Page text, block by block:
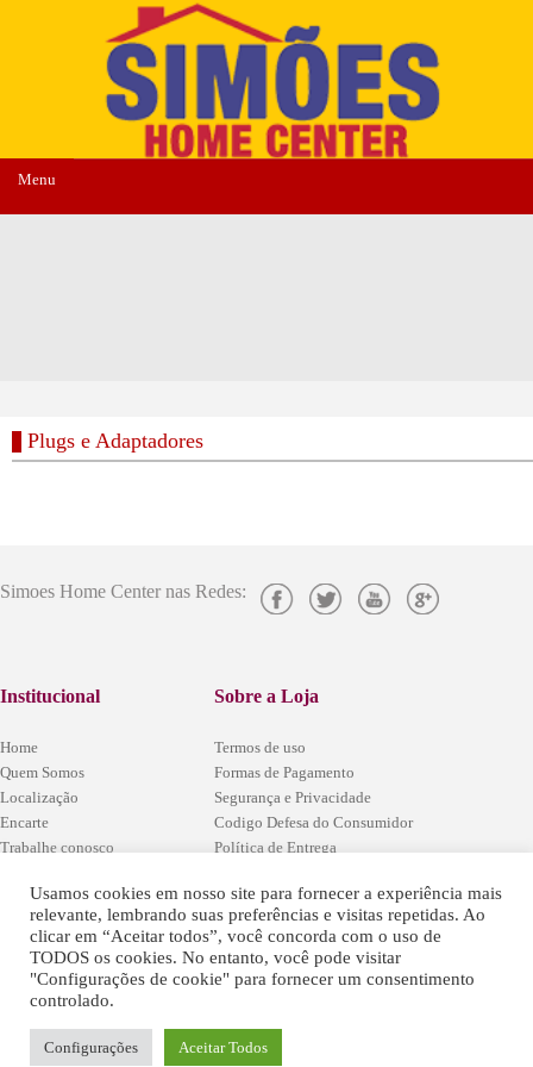
Menu
Plugs e Adaptadores
Usamos cookies em nosso site para fornecer a experiência mais
relevante, lembrando suas preferências e visitas repetidas. Ao
clicar em “Aceitar todos”, você concorda com o uso de
TODOS os cookies. No entanto, você pode visitar
"Configurações de cookie" para fornecer um consentimento
controlado.
Configurações Aceitar Todos
Simoes Home Center nas Redes:
Institucional
Home
Quem Somos
Localização
Encarte
Trabalhe conosco
Sobre a Loja
Termos de uso
Formas de Pagamento
Segurança e Privacidade
Codigo Defesa do Consumidor
Política de Entrega
Localização
Estrada Rio / São Paulo, (BR-
465) Km54 - Santa Sofia -
Seropédica - RJ
Antes do pedágio, entre o Arco
Tel: (21) 96417-9601
WhatsApp: (21) 96416-8425
Simões Home Center - © 2016 - Todos
os Direitos Reservados.